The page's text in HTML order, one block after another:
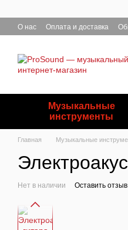
О нас Оплата и доставка
Музыкальные
инструменты
Главная Музыкальные
Нет в наличии Оставить отзыв